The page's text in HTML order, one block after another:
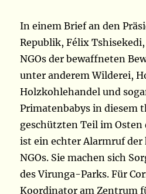
In einem Brief an den
Republik, Félix
NGOs der bewaffneten
unter anderem Wilderei,
Holzkohlehandel und
Primatenbabys in diesem
geschützten Teil im Osten
ist ein echter Alarmruf der
NGOs. Sie machen sich
des Virunga-Parks. Für
Koordinator am Zentrum